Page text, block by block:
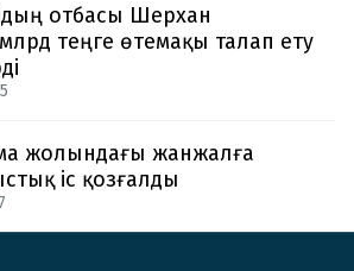
отбасы Шерхан
теңге өтемақы талап ету
жолындағы жанжалға
іс қозғалды